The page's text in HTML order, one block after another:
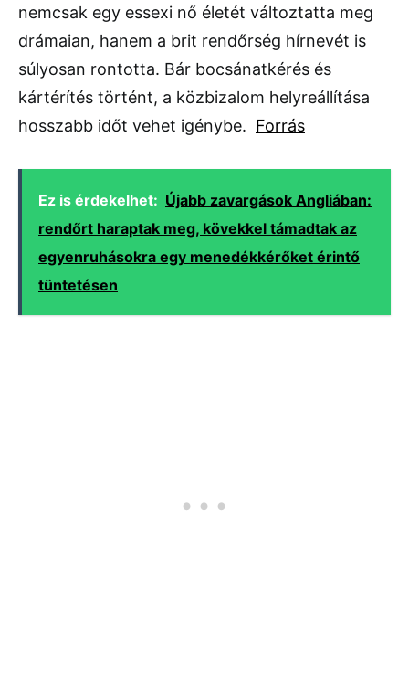
nemcsak egy essexi nő életét változtatta meg
drámaian, hanem a brit rendőrség hírnevét is
súlyosan rontotta. Bár bocsánatkérés és
kártérítés történt, a közbizalom helyreállítása
hosszabb időt vehet igénybe. Forrás
Ez is érdekelhet: Újabb zavargások Angliában:
rendőrt haraptak meg, kövekkel támadtak az
egyenruhásokra egy menedékkérőket érintő
tüntetésen